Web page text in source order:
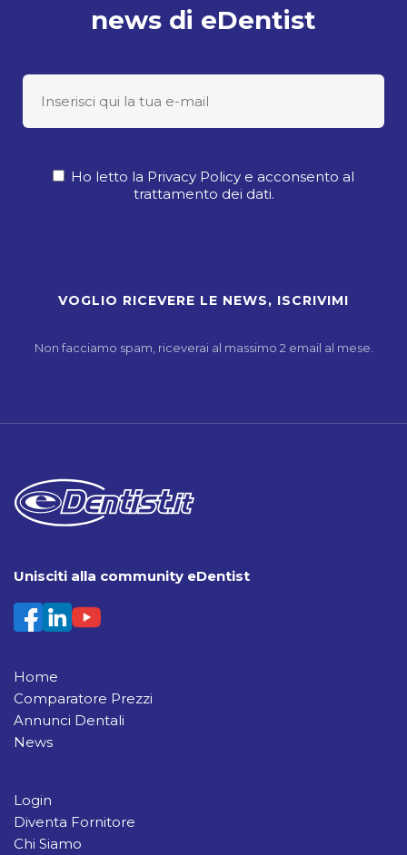
news di eDentist
Ho letto la Privacy Policy e acconsento al
trattamento dei dati.
Non facciamo spam, riceverai al massimo 2 email al mese.
Unisciti alla community eDentist
Home
Comparatore Prezzi
Annunci Dentali
News
Login
Diventa Fornitore
Chi Siamo